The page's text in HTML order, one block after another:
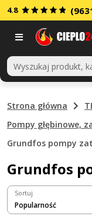
4.8
Strona główna
Pompy głębinowe,
Grundfos pompy
Grundfos
Sortuj